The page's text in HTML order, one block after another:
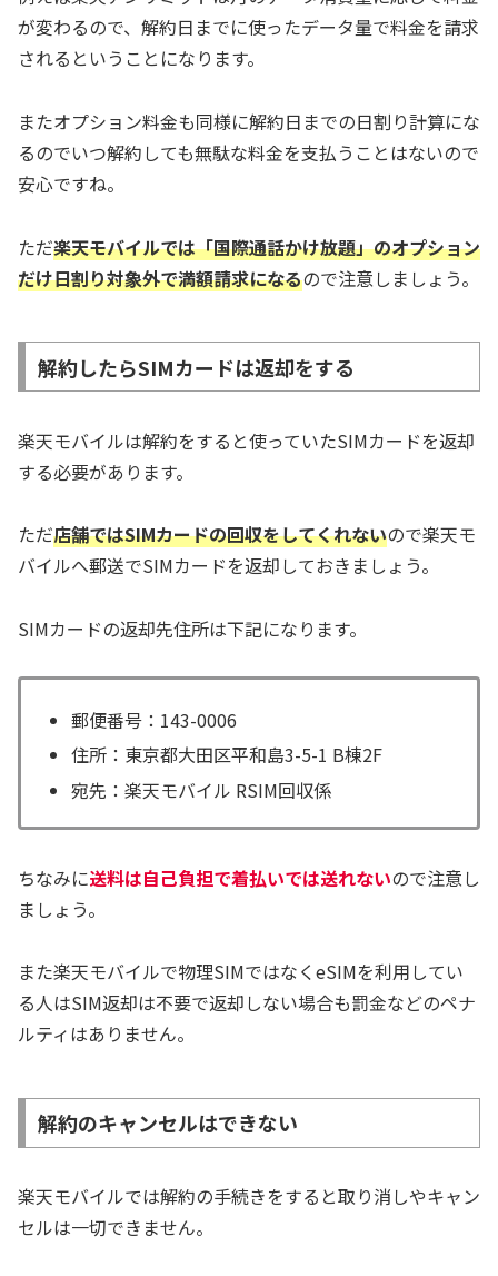
が変わるので、解約日までに使ったデータ量で料金を請求
されるということになります。
またオプション料金も同様に解約日までの日割り計算にな
るのでいつ解約しても無駄な料金を支払うことはないので
安心ですね。
ただ楽天モバイルでは「国際通話かけ放題」のオプション
だけ日割り対象外で満額請求になるので注意しましょう。
解約したらSIMカードは返却をする
楽天モバイルは解約をすると使っていたSIMカードを返却
する必要があります。
ただ店舗ではSIMカードの回収をしてくれないので楽天モ
バイルへ郵送でSIMカードを返却しておきましょう。
SIMカードの返却先住所は下記になります。
郵便番号：143-0006
住所：東京都大田区平和島3-5-1 B棟2F
宛先：楽天モバイル RSIM回収係
ちなみに送料は自己負担で着払いでは送れないので注意し
ましょう。
また楽天モバイルで物理SIMではなくeSIMを利用してい
る人はSIM返却は不要で返却しない場合も罰金などのペナ
ルティはありません。
解約のキャンセルはできない
楽天モバイルでは解約の手続きをすると取り消しやキャン
セルは一切できません。